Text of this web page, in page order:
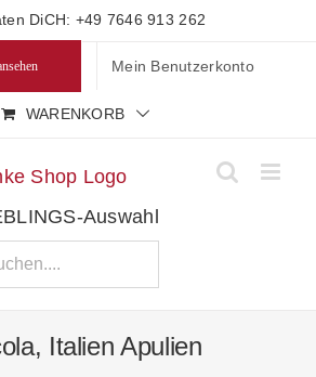
DiCH: +49 7646 913 262
Mein Benutzerkonto
WARENKORB
Auswahl
Italien Apulien